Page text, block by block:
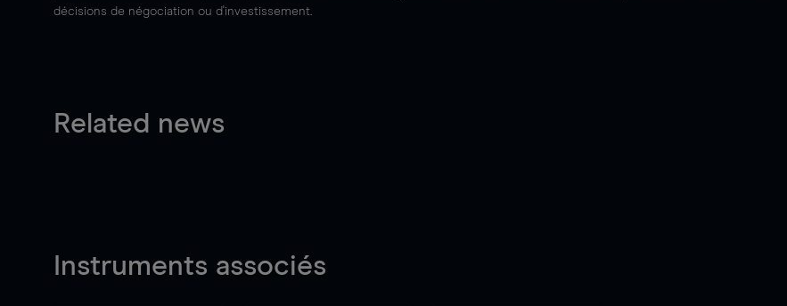
décisions de négociation ou d'investissement.
Related news
Instruments associés